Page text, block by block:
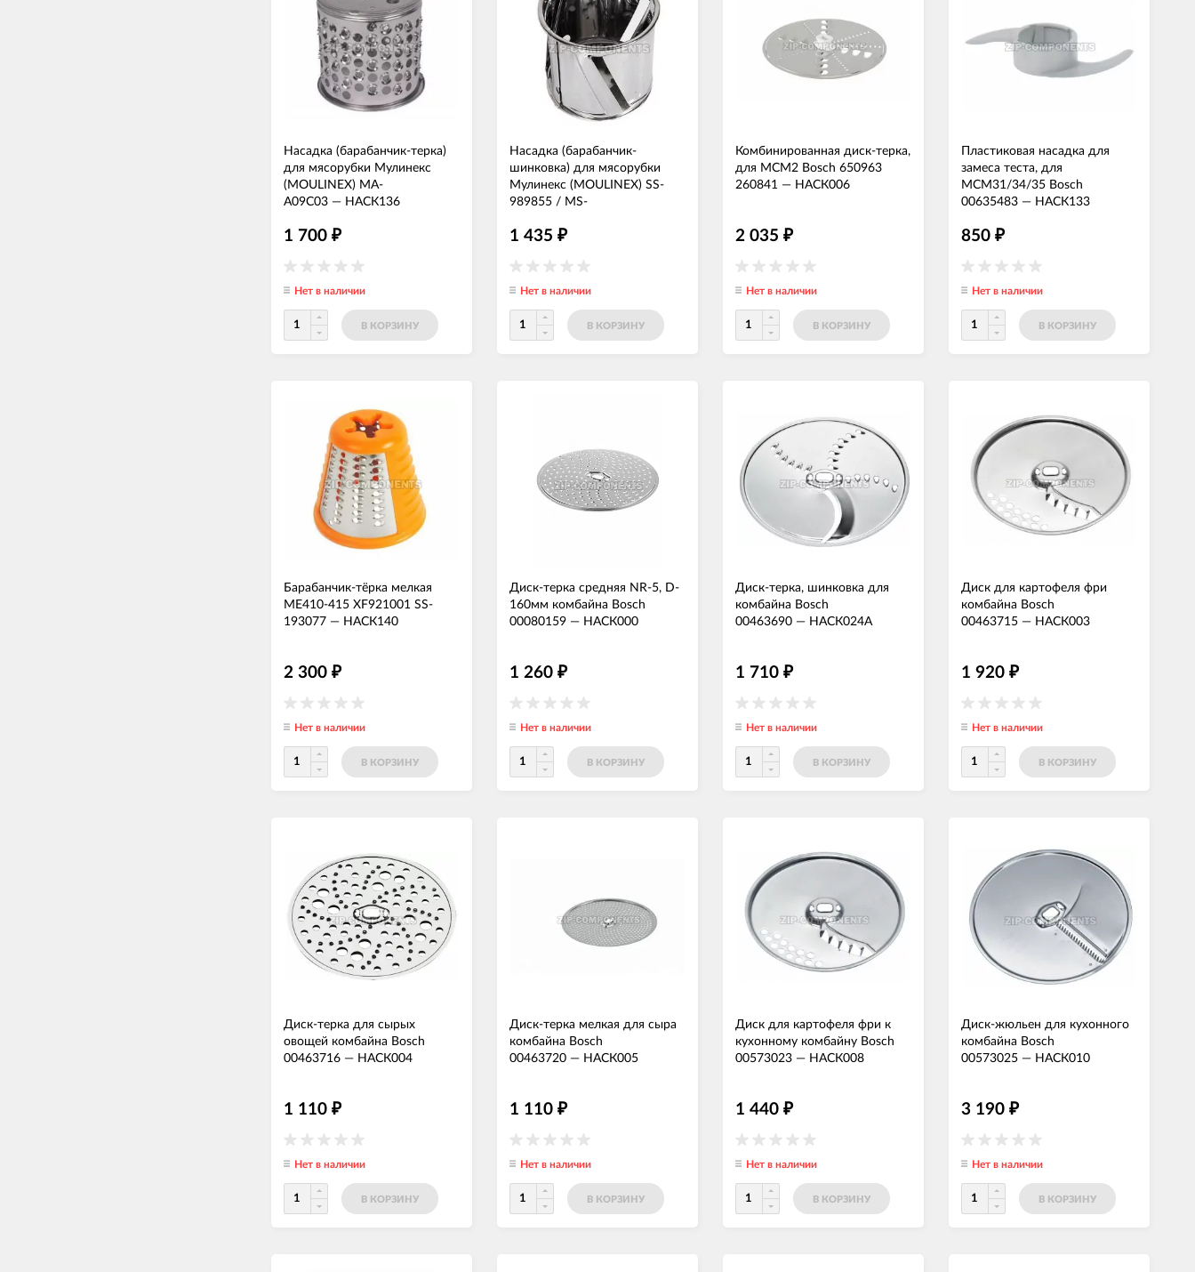
Насадка (барабанчик-терка)
для мясорубки Мулинекс
(MOULINEX) MA-
A09C03 — НАСК136
1 700 ₽
Нет в наличии
В КОРЗИНУ
Насадка (барабанчик-
шинковка) для мясорубки
Мулинекс (MOULINEX) SS-
989855 / MS-
1 435 ₽
Нет в наличии
В КОРЗИНУ
Комбинированная диск-терка,
для MCM2 Bosch 650963
260841
— НАСК006
2 035 ₽
Нет в наличии
В КОРЗИНУ
Пластиковая насадка для
замеса теста, для
MCM31/34/35 Bosch
00635483 — НАСК133
850 ₽
Нет в наличии
В КОРЗИНУ
Барабанчик-тёрка мелкая
МЕ410-415 XF921001 SS-
193077 — НАСК140
2 300 ₽
Нет в наличии
В КОРЗИНУ
Диск-терка средняя NR-5, D-
160мм комбайна Bosch
00080159 — НАСК000
1 260 ₽
Нет в наличии
В КОРЗИНУ
Диск-терка, шинковка для
комбайна Bosch
00463690 — НАСК024А
1 710 ₽
Нет в наличии
В КОРЗИНУ
Диск для картофеля фри
комбайна Bosch
00463715 — НАСК003
1 920 ₽
Нет в наличии
В КОРЗИНУ
Диск-терка для сырых
овощей комбайна Bosch
00463716 — НАСК004
1 110 ₽
Нет в наличии
В КОРЗИНУ
Диск-терка мелкая для сыра
комбайна Bosch
00463720 — НАСК005
1 110 ₽
Нет в наличии
В КОРЗИНУ
Диск для картофеля фри к
кухонному комбайну Bosch
00573023 — НАСК008
1 440 ₽
Нет в наличии
В КОРЗИНУ
Диск-жюльен для кухонного
комбайна Bosch
00573025 — НАСК010
3 190 ₽
Нет в наличии
В КОРЗИНУ